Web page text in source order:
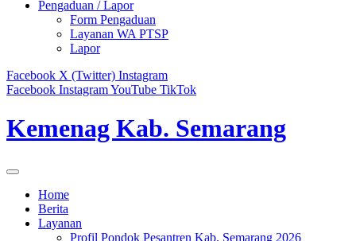
Pengaduan / Lapor
Form Pengaduan
Layanan WA PTSP
Lapor
Facebook X (Twitter) Instagram
Facebook InstagramYouTube TikTok
Kemenag Kab. Semarang
Home
Berita
Layanan
Profil Pondok Pesantren Kab. Semarang 2026